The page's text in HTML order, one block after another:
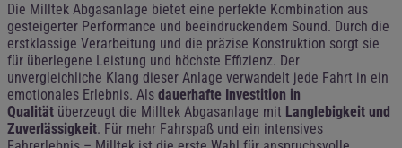
Die Milltek Abgasanlage bietet eine perfekte Kombination aus
gesteigerter Performance und beeindruckendem Sound. Durch die
erstklassige Verarbeitung und die präzise Konstruktion sorgt sie
für überlegene Leistung und höchste Effizienz. Der
unvergleichliche Klang dieser Anlage verwandelt jede Fahrt in ein
emotionales Erlebnis. Als dauerhafte Investition in
Qualität überzeugt die Milltek Abgasanlage mit Langlebigkeit und
Zuverlässigkeit. Für mehr Fahrspaß und ein intensives